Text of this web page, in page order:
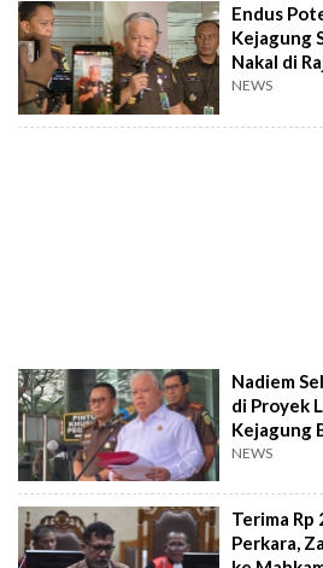
Endus
Kejagung
Nakal di
NEWS
Nadiem
di Proyek
Kejagung
NEWS
Terima Rp
Perkara,